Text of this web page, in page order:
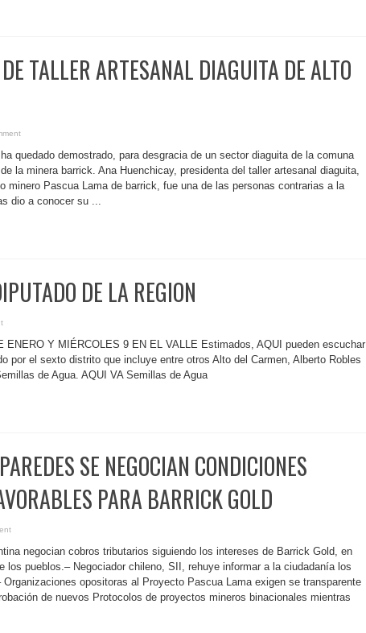
TALLER ARTESANAL DIAGUITA DE ALTO
quedado demostrado, para desgracia de un sector diaguita de la comuna
la minera barrick. Ana Huenchicay, presidenta del taller artesanal diaguita,
minero Pascua Lama de barrick, fue una de las personas contrarias a la
dio a conocer su ...
DE LA REGION
ENERO Y MIÉRCOLES 9 EN EL VALLE Estimados, AQUI pueden escuchar
por el sexto distrito que incluye entre otros Alto del Carmen, Alberto Robles
de Agua. AQUI VA Semillas de Agua
SE NEGOCIAN CONDICIONES
PARA BARRICK GOLD
negocian cobros tributarios siguiendo los intereses de Barrick Gold, en
los pueblos.– Negociador chileno, SII, rehuye informar a la ciudadanía los
opositoras al Proyecto Pascua Lama exigen se transparente
de nuevos Protocolos de proyectos mineros binacionales mientras